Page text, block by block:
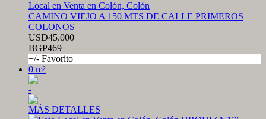
Local en Venta en Colón, Colón
CAMINO VIEJO A 150 MTS DE CALLE PRIMEROS
COLONOS
USD45.000
BGP469
+/- Favorito
0 m²
-
MÁS DETALLES